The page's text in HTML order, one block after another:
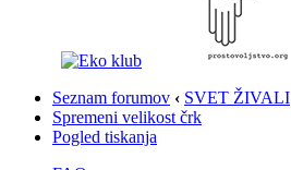
Seznam forumov ‹ SVET ŽIVALI
Spremeni velikost črk
Pogled tiskanja